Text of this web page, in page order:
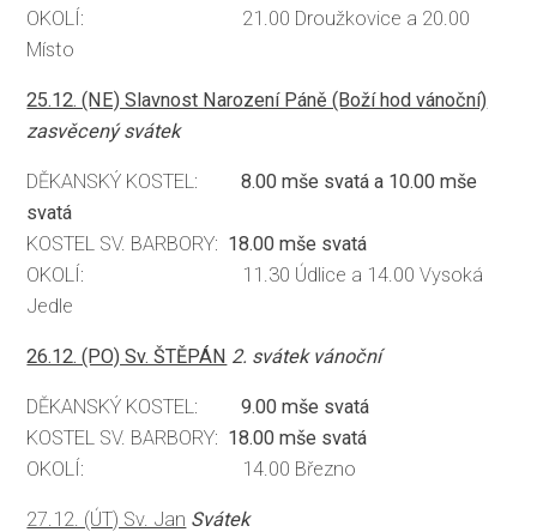
OKOLÍ: 21.00 Droužkovice a 20.00
Místo
25.12. (NE) Slavnost Narození Páně (Boží hod vánoční)
zasvěcený svátek
DĚKANSKÝ KOSTEL:8.00 mše svatá a 10.00 mše
svatá
KOSTEL SV. BARBORY: 18.00 mše svatá
OKOLÍ: 11.30 Údlice a 14.00 Vysoká
Jedle
26.12. (PO) Sv. ŠTĚPÁN 2. svátek vánoční
DĚKANSKÝ KOSTEL:9.00 mše svatá
KOSTEL SV. BARBORY: 18.00 mše svatá
OKOLÍ: 14.00 Březno
27.12. (ÚT) Sv. Jan Svátek